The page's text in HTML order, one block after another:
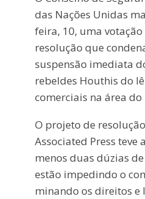
das Nações Unidas
feira, 10, uma
resolução que
suspensão imediata
rebeldes Houthis do
comerciais na área
O projeto de
Associated Press teve
menos duas dúzias
estão impedindo o
minando os direitos e